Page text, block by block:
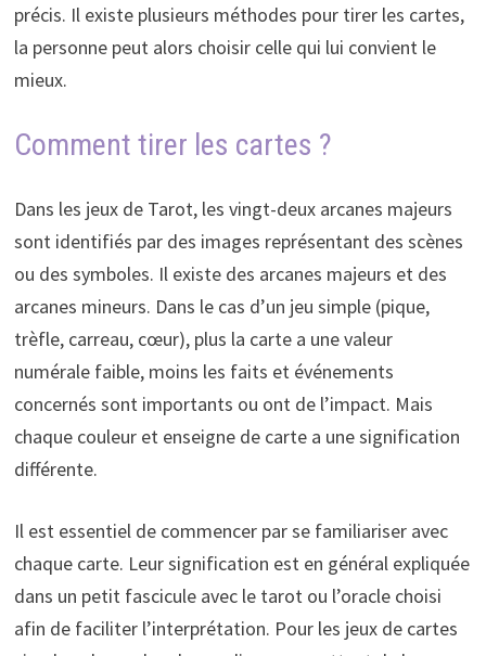
précis. Il existe plusieurs méthodes pour tirer les cartes,
la personne peut alors choisir celle qui lui convient le
mieux.
Comment tirer les cartes ?
Dans les jeux de Tarot, les vingt-deux arcanes majeurs
sont identifiés par des images représentant des scènes
ou des symboles. Il existe des arcanes majeurs et des
arcanes mineurs. Dans le cas d’un jeu simple (pique,
trèfle, carreau, cœur), plus la carte a une valeur
numérale faible, moins les faits et événements
concernés sont importants ou ont de l’impact. Mais
chaque couleur et enseigne de carte a une signification
différente.
Il est essentiel de commencer par se familiariser avec
chaque carte. Leur signification est en général expliquée
dans un petit fascicule avec le tarot ou l’oracle choisi
afin de faciliter l’interprétation. Pour les jeux de cartes